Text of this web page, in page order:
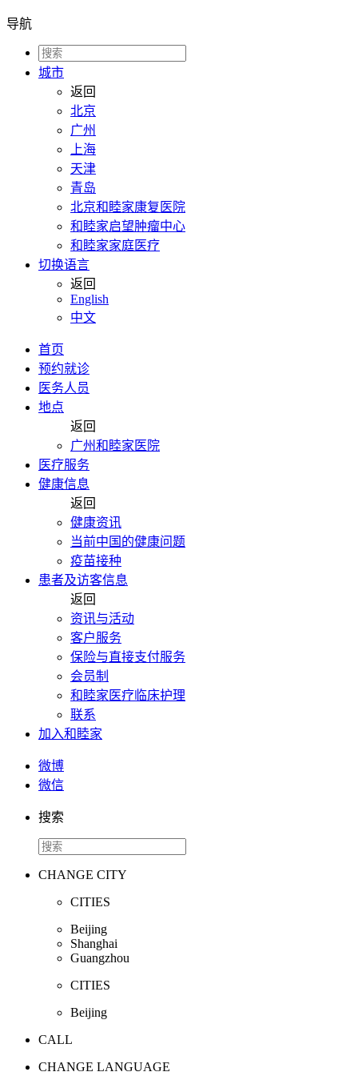
导航
城市
返回
北京
广州
上海
天津
青岛
北京和睦家康复医院
和睦家启望肿瘤中心
和睦家家庭医疗
切换语言
返回
English
中文
首页
预约就诊
医务人员
地点
返回
广州和睦家医院
医疗服务
健康信息
返回
健康资讯
当前中国的健康问题
疫苗接种
患者及访客信息
返回
资讯与活动
客户服务
保险与直接支付服务
会员制
和睦家医疗临床护理
联系
加入和睦家
微博
微信
搜索
CHANGE CITY
CITIES
Beijing
Shanghai
Guangzhou
CITIES
Beijing
CALL
CHANGE LANGUAGE